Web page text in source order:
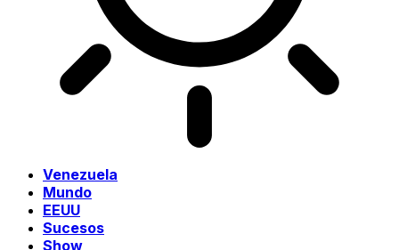
Venezuela
Mundo
EEUU
Sucesos
Show